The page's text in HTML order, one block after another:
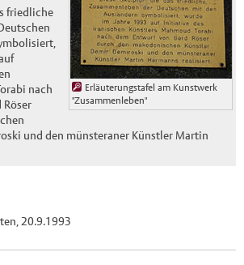
Erläuterungstafel am Kunstwerk
"Zusammenleben"
friedliche
nach
Röser
und den münsteraner Künstler Martin
20.9.1993